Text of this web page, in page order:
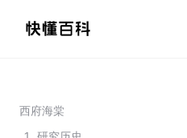
西府海棠